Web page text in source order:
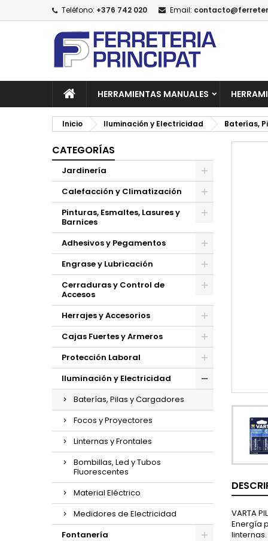
Teléfono: +376 742 020 Email:
HERRAMIENTAS MANUALES
Inicio Iluminación y Electricidad Baterías,
CATEGORÍAS
Jardinería
Calefacción y Climatización
Pinturas, Esmaltes, Lasures y
Barnices
Adhesivos y Pegamentos
Engrase y Lubricación
Cerraduras y Control de
Accesos
Herrajes y Accesorios
Cajas Fuertes y Armeros
Protección Laboral
Iluminación y Electricidad
Baterías, Pilas y Cargadores
Focos y Proyectores
Linternas y Frontales
Bombillas, Led y Tubos
Fluorescentes
Material Eléctrico
Medidores de Electricidad
Fontanería
VARTA
Energía